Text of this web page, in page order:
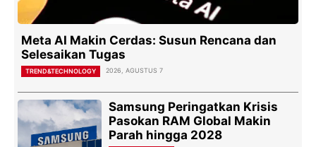
Meta AI Makin Cerdas: Susun Rencana dan
Selesaikan Tugas
TREND&TECHNOLOGY 2026, AGUSTUS 7
Samsung Peringatkan Krisis
Pasokan RAM Global Makin
Parah hingga 2028